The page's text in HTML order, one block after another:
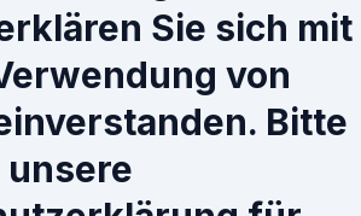
Sie sich mit
von
Bitte
unsere